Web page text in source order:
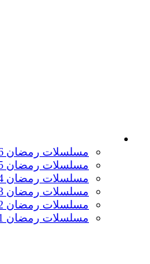
مسلسلات رمضان 2026
مسلسلات رمضان 2025
مسلسلات رمضان 2024
مسلسلات رمضان 2023
مسلسلات رمضان 2022
مسلسلات رمضان 2021